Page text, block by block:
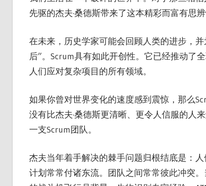
先驱的杰夫·桑德斯带来了这本精彩而富有思
在未来，历史学家可能会回顾人类的进步，
后”。Scrum具有如此开创性。它已经推动了
人们应对复杂项目的所有领域。
如果你曾对世界变化的速度感到震惊，那么
没有比杰夫·桑德斯更清晰、更令人信服的人
一支Scrum团队。
杰夫当年着手解决的棘手问题归根结底是：
计划常常付诸东流。团队之间常常彼此冲突